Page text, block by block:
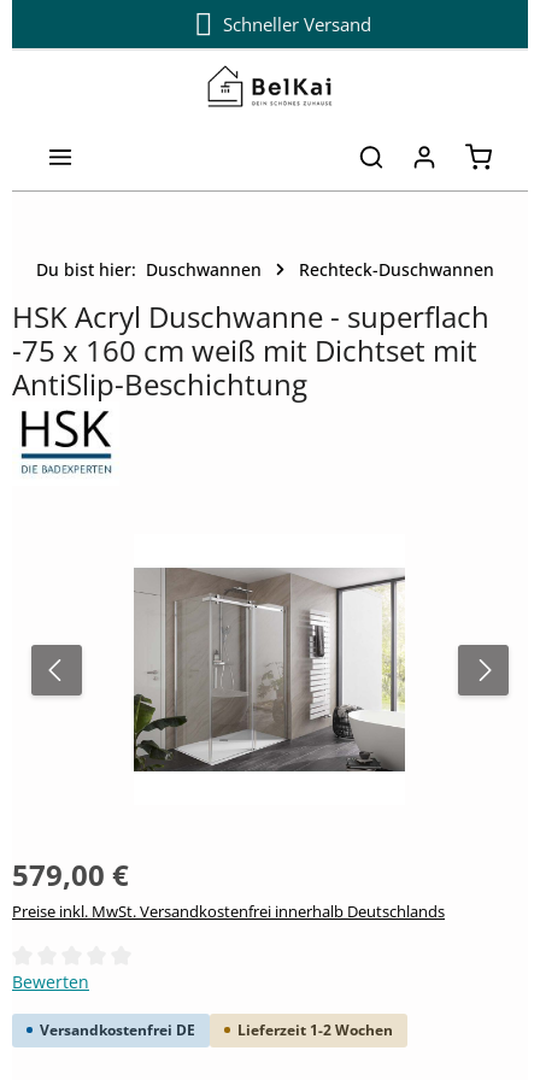
Zum Hauptinhalt springenSchneller Versand
Du bist hier: Duschwannen Rechteck-Duschwannen
HSK Acryl Duschwanne - superflach
-75 x 160 cm weiß mit Dichtset mit
AntiSlip-Beschichtung
579,00 €
Preise inkl. MwSt. Versandkostenfrei innerhalb Deutschlands
Durchschnittliche Bewertung von 0 von 5 Sternen
Bewerten
Versandkostenfrei DE Lieferzeit 1-2 Wochen